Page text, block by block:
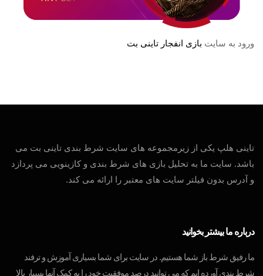
ورود به سایت بازی انفجار تاینی بت
تاینی هلپ یکی از زیرمجموعه های سایت شرط بندی تاینی بت می
باشد. سایت ما به تحلیل بازی های شرط بندی و کازینویی می پردازد
و آدرس بدون فیلتر سایت های معتبر را ارائه می کند.
درباره ما بیشتر بخوانید
ما رفیق شرط باز شما هستیم. در سایت برای شما بسیاری آموزش و ترفند
شرط بندی آورده ایم که می توانید درصد موفقیت خود را به کمک آنها بسیار بالا